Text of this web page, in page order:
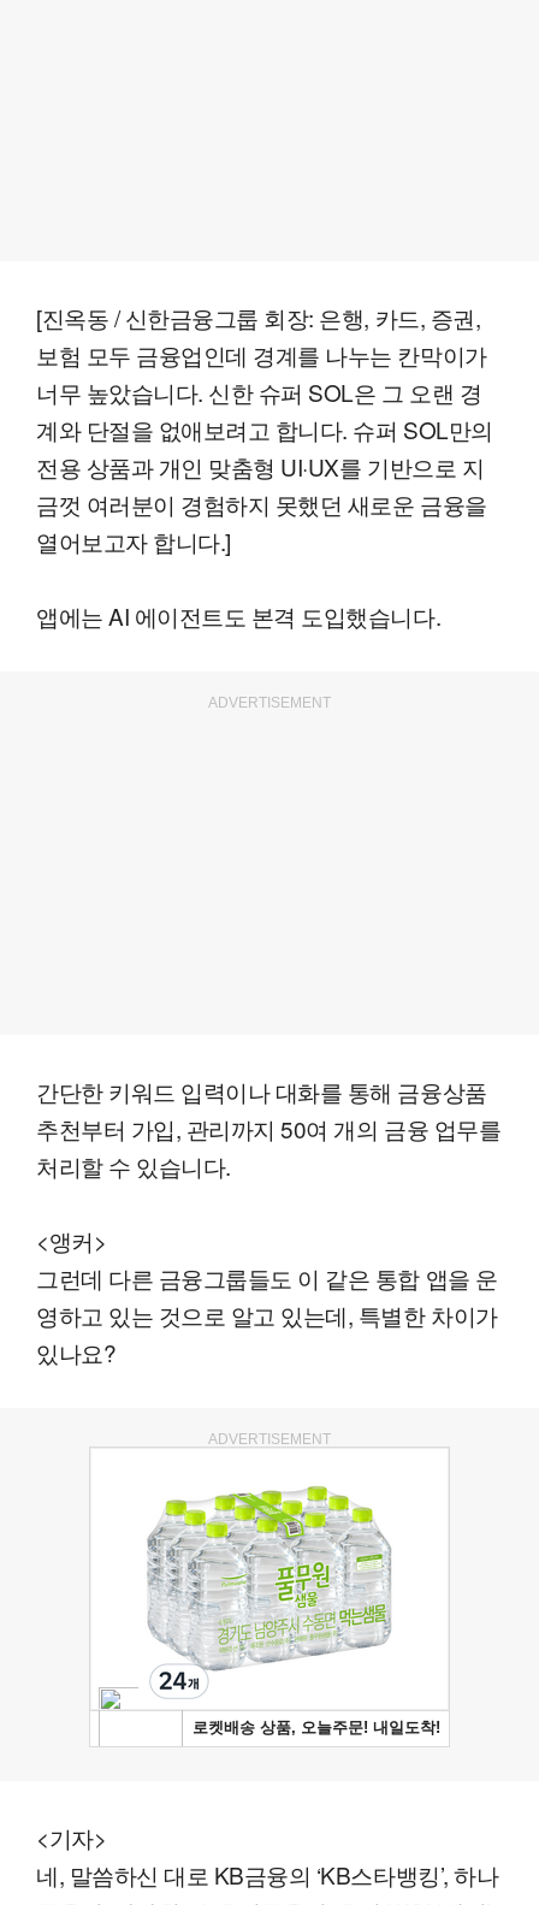
[진옥동 / 신한금융그룹 회장: 은행, 카드, 증권,
보험 모두 금융업인데 경계를 나누는 칸막이가
너무 높았습니다. 신한 슈퍼 SOL은 그 오랜 경
계와 단절을 없애보려고 합니다. 슈퍼 SOL만의
전용 상품과 개인 맞춤형 UI·UX를 기반으로 지
금껏 여러분이 경험하지 못했던 새로운 금융을
열어보고자 합니다.]
앱에는 AI 에이전트도 본격 도입했습니다.
ADVERTISEMENT
간단한 키워드 입력이나 대화를 통해 금융상품
추천부터 가입, 관리까지 50여 개의 금융 업무를
처리할 수 있습니다.
<앵커>
그런데 다른 금융그룹들도 이 같은 통합 앱을 운
영하고 있는 것으로 알고 있는데, 특별한 차이가
있나요?
ADVERTISEMENT
<기자>
네, 말씀하신 대로 KB금융의 ‘KB스타뱅킹’, 하나